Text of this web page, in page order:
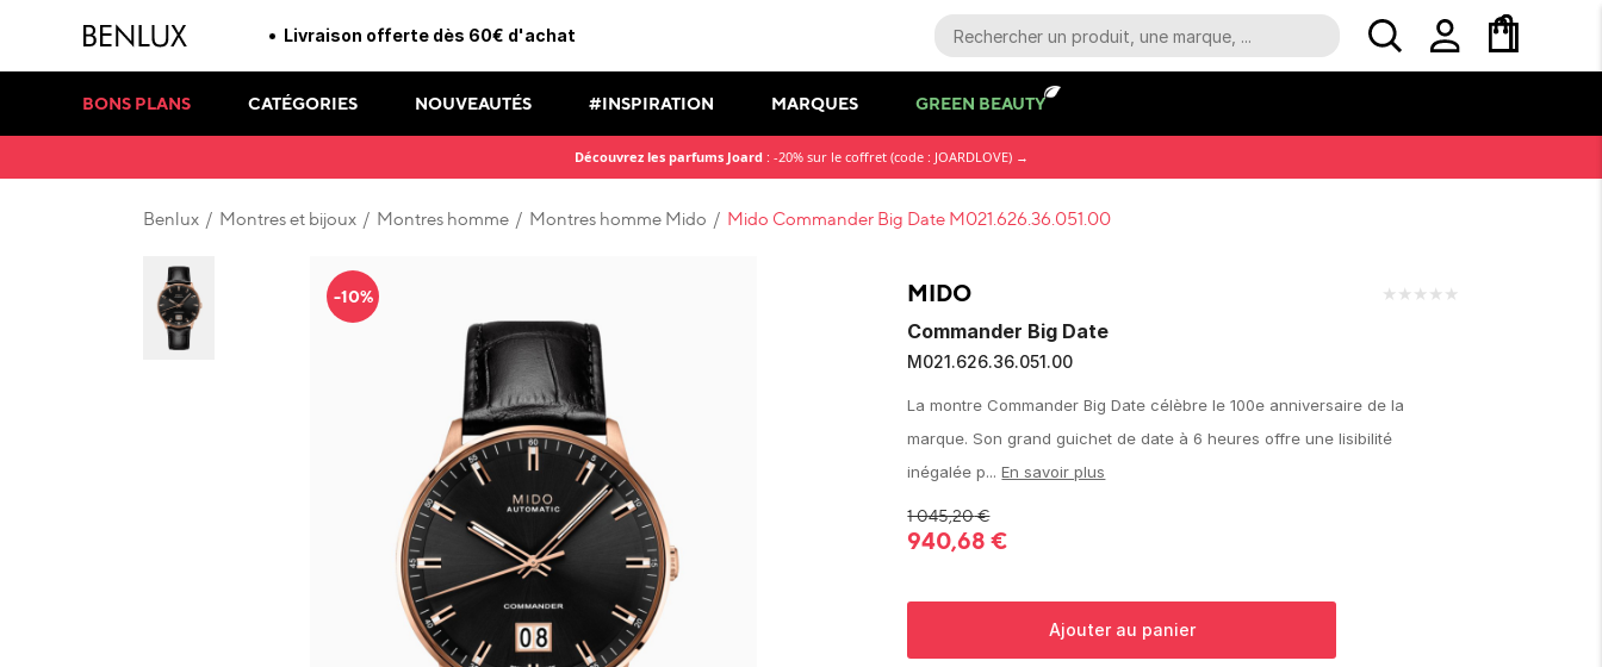
Livraison offerte dès 60€ d'achat
BONS PLANS CATÉGORIES NOUVEAUTÉS #INSPIRATION MARQUES GREEN BEAUTY
Découvrez les parfums Joard : -20% sur le coffret (code : JOARDLOVE) →
Benlux / Montres et bijoux / Montres homme / Montres homme Mido / Mido Commander Big Date M021.626.36.051.00
-10%
Commander Big Date
M021.626.36.051.00
MIDO ★ ★ ★ ★ ★
La montre Commander Big Date célèbre le 100e anniversaire de la
marque. Son grand guichet de date à 6 heures offre une lisibilité
inégalée p... En savoir plus
1 045,20€
940,68 €
Ajouter au panier